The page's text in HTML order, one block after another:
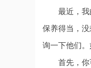
最近，
保养得当，
询一下他们
首先，